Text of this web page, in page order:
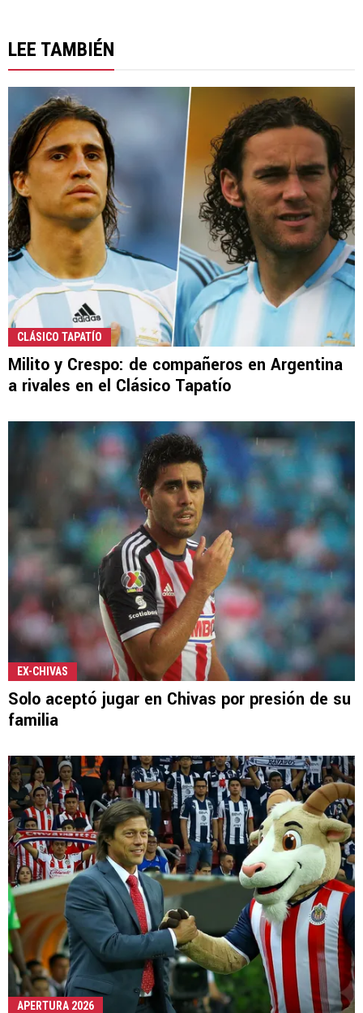
LEE TAMBIÉN
CLÁSICO TAPATÍO
Milito y Crespo: de compañeros en Argentina
a rivales en el Clásico Tapatío
EX-CHIVAS
Solo aceptó jugar en Chivas por presión de su
familia
APERTURA 2026